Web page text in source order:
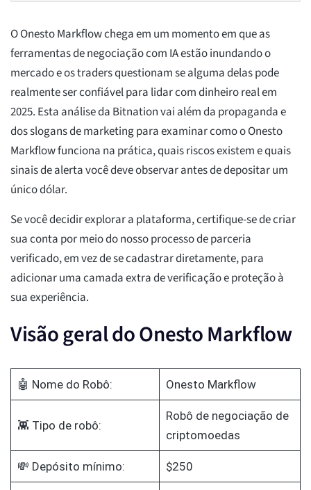
O Onesto Markflow chega em um momento em que as
ferramentas de negociação com IA estão inundando o
mercado e os traders questionam se alguma delas pode
realmente ser confiável para lidar com dinheiro real em
2025. Esta análise da Bitnation vai além da propaganda e
dos slogans de marketing para examinar como o Onesto
Markflow funciona na prática, quais riscos existem e quais
sinais de alerta você deve observar antes de depositar um
único dólar.
Se você decidir explorar a plataforma, certifique-se de criar
sua conta por meio do nosso processo de parceria
verificado, em vez de se cadastrar diretamente, para
adicionar uma camada extra de verificação e proteção à
sua experiência.
Visão geral do Onesto Markflow
🤖 Nome do Robô: Onesto Markflow
👾 Tipo de robô:
Robô de negociação de
criptomoedas
💸 Depósito mínimo: $250